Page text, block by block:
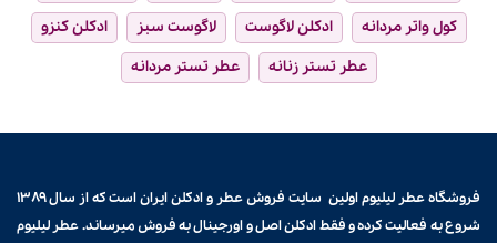
کول واتر مردانه
ادکلن لاگوست لاگوست سبز
ادکلن کنزو
عطر تستر زنانه
عطر تستر مردانه
فروشگاه عطر لیلیوم اولین سایت فروشعطر و ادکلن
ایران است که از سال ۱۳۸۹
شروع به فعالیت کرده و فقط ادکلن اصل و اورجینال به فروش میرساند. عطر لیلیوم